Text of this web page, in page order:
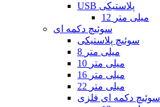
USB پلاستیکی
12 میلی متر
سوئیچ دکمه ای
سوئیچ پلاستیکی
8 میلی متر
10 میلی متر
16 میلی متر
22 میلی متر
سوئیچ دکمه ای فلزی